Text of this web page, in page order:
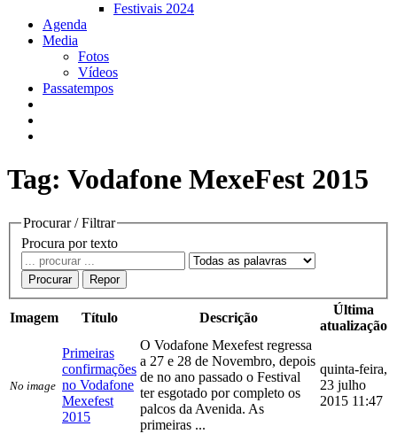
Festivais 2024
Agenda
Media
Fotos
Vídeos
Passatempos
Tag: Vodafone MexeFest 2015
Procurar / Filtrar
Procura por texto
Procurar Repor
Imagem Título Descrição
Última
atualização
No image
Primeiras
confirmações
no Vodafone
Mexefest
2015
O Vodafone Mexefest regressa
a 27 e 28 de Novembro, depois
de no ano passado o Festival
ter esgotado por completo os
palcos da Avenida. As
primeiras ...
quinta-feira,
23 julho
2015 11:47